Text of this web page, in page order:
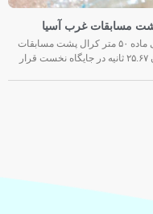
هومر عباسی، شناگر تیم ملی ایران، در دور مقدماتی ماده ۵۰ متر کرال پشت مسابقات